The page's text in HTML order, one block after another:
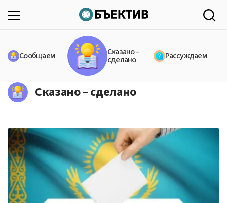
Сообщаем Сказано –
сделано Рассуждаем
Сказано – сделано